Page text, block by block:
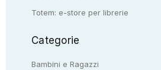
Totem: e-store per librerie
Categorie
Bambini e Ragazzi